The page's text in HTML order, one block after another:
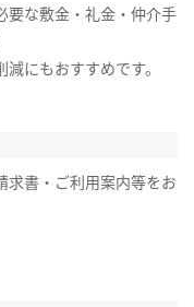
要な敷金・礼金・仲介手
にもおすすめです。
求書・ご利用案内等をお